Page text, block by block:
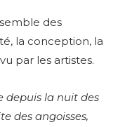
des
la conception, la
par les artistes.
depuis la nuit des
des angoisses,